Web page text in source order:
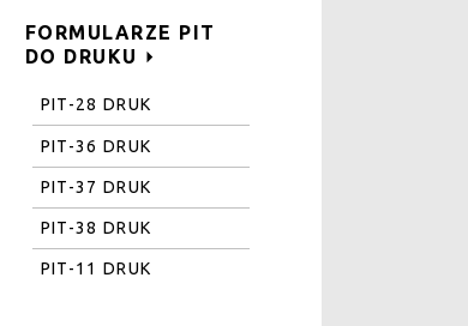
FORMULARZE PIT
DO DRUKU
PIT-28 DRUK
PIT-36 DRUK
PIT-37 DRUK
PIT-38 DRUK
PIT-11 DRUK